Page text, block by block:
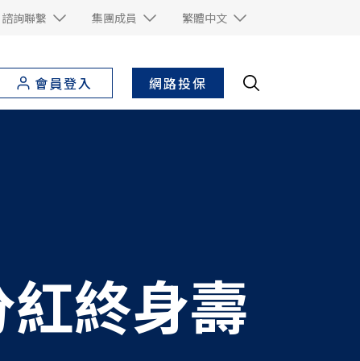
諮詢聯繫 集團成員 繁體中文
會員登入 網路投保
終身壽